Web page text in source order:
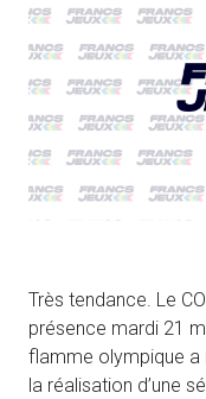
Très tendance. Le
présence mardi 21
flamme olympique a
la réalisation d’une